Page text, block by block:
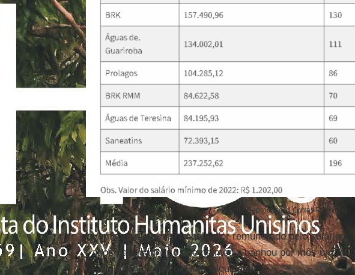
(Foto: Reprodução | Outras Palavras)
Verifica-se que um trabalhador remunerado pelo salário
anos para ganhar o que na média ganhou por mês um
saneamento básico. Haja iniquidade!